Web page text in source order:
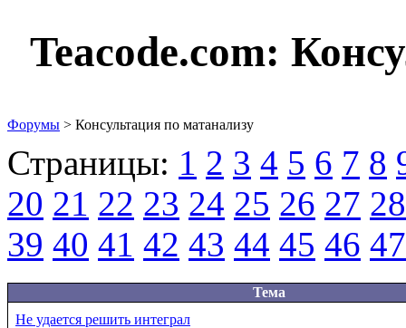
Teacode.com:
Форумы > Консультация по матанализу
Страницы: 1 2 3 4 5 6 7 8
20 21 22 23 24 25 26 27 28
39 40 41 42 43 44 45 46 47
Тема
Не удается решить интеграл